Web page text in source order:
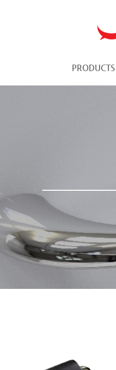
PRODUCTS